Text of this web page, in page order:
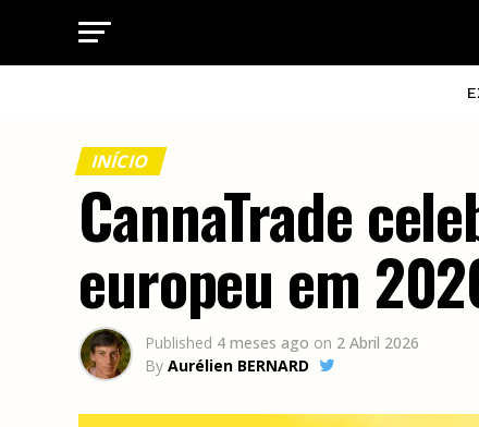
INÍCIO
CannaTrade
europeu em
Published 4 meses ago on 2 Abril 2026
By Aurélien BERNARD